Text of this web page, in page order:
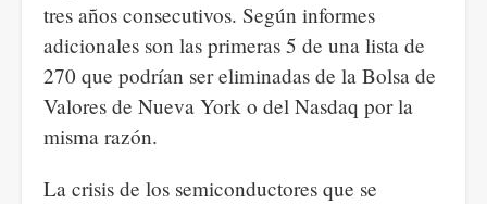
tres años consecutivos. Según informes
adicionales son las primeras 5 de una lista de
270 que podrían ser eliminadas de la Bolsa de
Valores de Nueva York o del Nasdaq por la
misma razón.
La crisis de los semiconductores que se